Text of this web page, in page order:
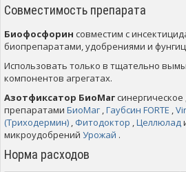
Совместимость препарата
Биофосфорин совместим с
биопрепаратами, удобрениями и
Использовать только в тщательно
компонентов агрегатах.
Азотфиксатор БиоМаг
препаратами БиоМаг Гаубсин FORTE
(Триходермин) Фитодоктор Целлюлад
микроудобрений Урожай .
Норма расходов